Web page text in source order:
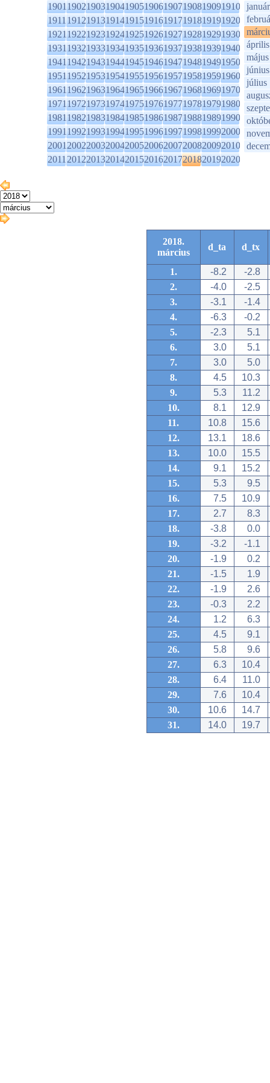
1901190219031904190519061907190819091910
1911191219131914191519161917191819191920
1921192219231924192519261927192819291930
1931193219331934193519361937193819391940
1941194219431944194519461947194819491950
1951195219531954195519561957195819591960
1961196219631964196519661967196819691970
1971197219731974197519761977197819791980
1981198219831984198519861987198819891990
1991199219931994199519961997199819992000
2001200220032004200520062007200820092010
2011201220132014201520162017201820192020
január
április
május
június
július
2018.
március
d_ta d_tx
1. -8.2
-2.8
2.
-4.0
-2.5
3.
-3.1
-1.4
4.
-6.3
-0.2
5.
-2.3
5.1
6.
3.0
5.1
7.
3.0
5.0
8.
4.5
10.3
9.
5.3
11.2
10.
8.1
12.9
11.
10.8
15.6
12.
13.1
18.6
13.
10.0
15.5
14.
9.1
15.2
15.
5.3
9.5
16.
7.5
10.9
17.
2.7
8.3
18.
-3.8
0.0
19.
-3.2
-1.1
20.
-1.9
0.2
21.
-1.5
1.9
22.
-1.9
2.6
23.
-0.3
2.2
24.
1.2
6.3
25.
4.5
9.1
26.
5.8
9.6
27.
6.3
10.4
28.
6.4
11.0
29.
7.6
10.4
30.
10.6
14.7
31.
14.0 19.7